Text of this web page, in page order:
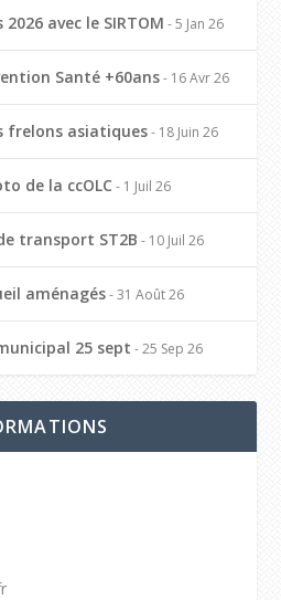
avec le SIRTOM - 5 Jan 26
Santé +60ans- 16 Avr 26
frelons asiatiques- 18 Juin 26
de la ccOLC - 1 Juil 26
transport ST2B - 10 Juil 26
aménagés- 31 Août 26
25 sept - 25 Sep 26